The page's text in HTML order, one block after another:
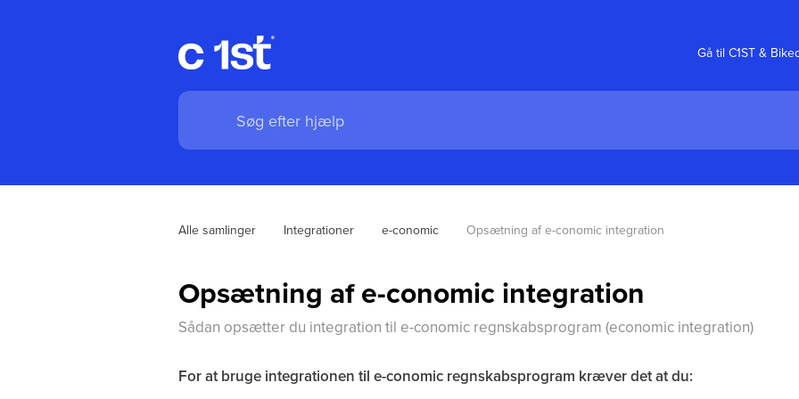
Gå til C1ST &
Alle samlinger Integrationer e-conomic Opsætning af e-conomic integration
Opsætning af e-conomic integration
Sådan opsætter du integration til e-conomic regnskabsprogram (economic integration)
For at bruge integrationen til e-conomic regnskabsprogram kræver det at du: